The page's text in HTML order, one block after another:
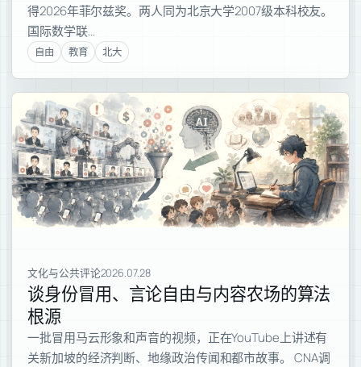
得2026年菲尔兹奖。两人同为北京大学2007级本科校友。
国际数学联…
自由 教育 北大
文化与公共评论2026.07.28
谈身份冒用、言论自由与内容农场的算法
根源
一批冒用马云形象和声音的视频，正在YouTube上讲述有
关新加坡的经济判断、地缘政治传闻和都市故事。 CNA调